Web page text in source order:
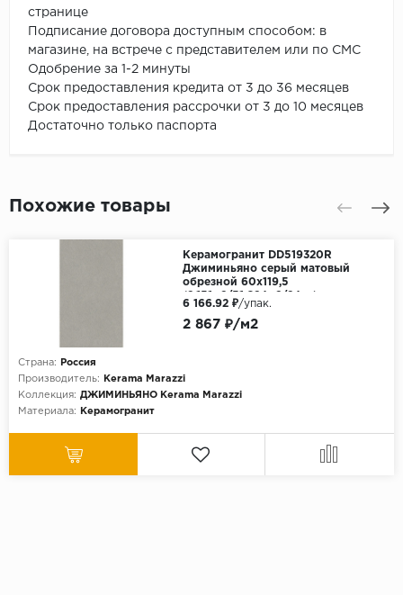
странице
Подписание договора доступным способом: в
магазине, на встрече с представителем или по СМС
Одобрение за 1-2 минуты
Срок предоставления кредита от 3 до 36 месяцев
Срок предоставления рассрочки от 3 до 10 месяцев
Достаточно только паспорта
Похожие товары
Керамогранит DD519320R
Джиминьяно серый матовый
обрезной 60х119,5
Страна:
Россия
Производитель:
Kerama Marazzi
Коллекция: ДЖИМИНЬЯНО Kerama Marazzi
Материала:
Керамогранит
2 867 ₽/м2
6 166.92 ₽/упак.